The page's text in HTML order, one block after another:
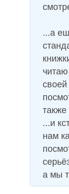
...а
также
...и
нам
а мы